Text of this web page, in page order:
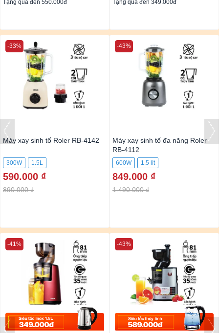
Tặng quà đến 550.000đ Tặng quà đến 349.000đ
Máy xay sinh tố Roler RB-4142
300W 1.5L
590.000 ₫
890.000 ₫
-33%
Máy xay sinh tố đa năng Roler
RB-4112
600W 1.5 lít
849.000 ₫
1.490.000 ₫
-43%
-41% -43%